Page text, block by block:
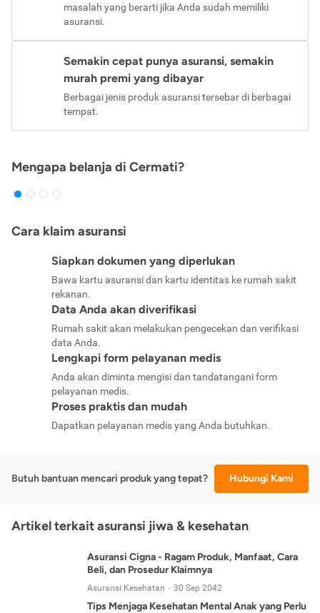
masalah yang berarti jika Anda sudah memiliki
asuransi.
Semakin cepat punya asuransi, semakin
murah premi yang dibayar
Berbagai jenis produk asuransi tersebar di berbagai
tempat.
Mengapa belanja di Cermati?
Cara klaim asuransi
Siapkan dokumen yang diperlukan
Bawa kartu asuransi dan kartu identitas ke rumah sakit
rekanan.
Data Anda akan diverifikasi
Rumah sakit akan melakukan pengecekan dan verifikasi
data Anda.
Lengkapi form pelayanan medis
Anda akan diminta mengisi dan tandatangani form
pelayanan medis.
Proses praktis dan mudah
Dapatkan pelayanan medis yang Anda butuhkan.
Butuh bantuan mencari produk yang tepat? Hubungi Kami
Artikel terkait asuransi jiwa & kesehatan
Asuransi Cigna - Ragam Produk, Manfaat, Cara
Beli, dan Prosedur Klaimnya
Asuransi Kesehatan 30 Sep 2042
Tips Menjaga Kesehatan Mental Anak yang Perlu